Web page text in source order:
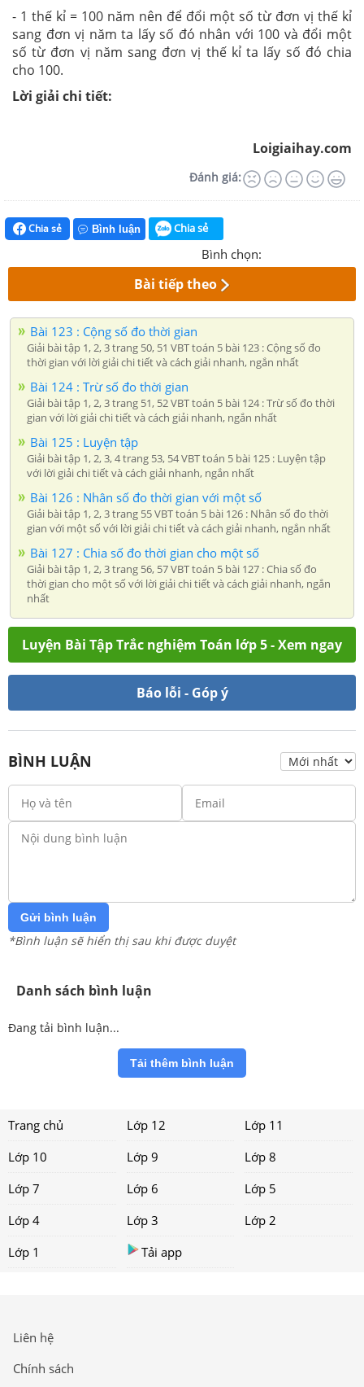
- 1 thế kỉ = 100 năm nên để đổi một số từ đơn vị thế kỉ
sang đơn vị năm ta lấy số đó nhân với 100 và đổi một
số từ đơn vị năm sang đơn vị thế kỉ ta lấy số đó chia
cho 100.
Lời giải chi tiết:
Loigiaihay.com
Đánh giá:
Chia sẻ Bình luận Chia sẻ
Bình chọn:
Bài tiếp theo
Bài 123 : Cộng số đo thời gian
Giải bài tập 1, 2, 3 trang 50, 51 VBT toán 5 bài 123 : Cộng số đo
thời gian với lời giải chi tiết và cách giải nhanh, ngắn nhất
Bài 124 : Trừ số đo thời gian
Giải bài tập 1, 2, 3 trang 51, 52 VBT toán 5 bài 124 : Trừ số đo thời
gian với lời giải chi tiết và cách giải nhanh, ngắn nhất
Bài 125 : Luyện tập
Giải bài tập 1, 2, 3, 4 trang 53, 54 VBT toán 5 bài 125 : Luyện tập
với lời giải chi tiết và cách giải nhanh, ngắn nhất
Bài 126 : Nhân số đo thời gian với một số
Giải bài tập 1, 2, 3 trang 55 VBT toán 5 bài 126 : Nhân số đo thời
gian với một số với lời giải chi tiết và cách giải nhanh, ngắn nhất
Bài 127 : Chia số đo thời gian cho một số
Giải bài tập 1, 2, 3 trang 56, 57 VBT toán 5 bài 127 : Chia số đo
thời gian cho một số với lời giải chi tiết và cách giải nhanh, ngắn
nhất
Luyện Bài Tập Trắc nghiệm Toán lớp 5 - Xem ngay
Báo lỗi - Góp ý
BÌNH LUẬN
Gửi bình luận
*Bình luận sẽ hiển thị sau khi được duyệt
Danh sách bình luận
Đang tải bình luận...
Tải thêm bình luận
Trang chủ Lớp 12
Lớp 11
Lớp 10
Lớp 9
Lớp 8
Lớp 7
Lớp 6
Lớp 5
Lớp 4
Lớp 3
Lớp 2
Lớp 1
Tải app
Liên hệ
Chính sách